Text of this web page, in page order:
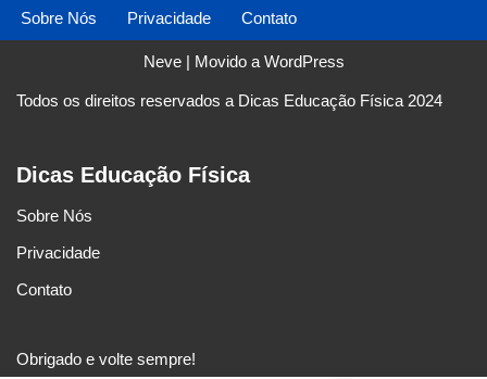
Sobre Nós Privacidade Contato
Neve| Movido a WordPress
Todos os direitos reservados a Dicas Educação Física 2024
Dicas Educação Física
Sobre Nós
Privacidade
Contato
Obrigado e volte sempre!